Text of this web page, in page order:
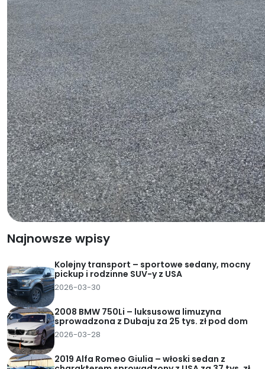
Najnowsze wpisy
Kolejny transport – sportowe sedany, mocny
pickup i rodzinne SUV-y z USA
2026-03-30
2008 BMW 750Li – luksusowa limuzyna
sprowadzona z Dubaju za 25 tys. zł pod dom
2026-03-28
2019 Alfa Romeo Giulia – włoski sedan z